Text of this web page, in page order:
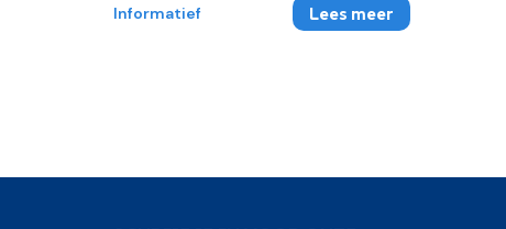
Informatief Lees meer